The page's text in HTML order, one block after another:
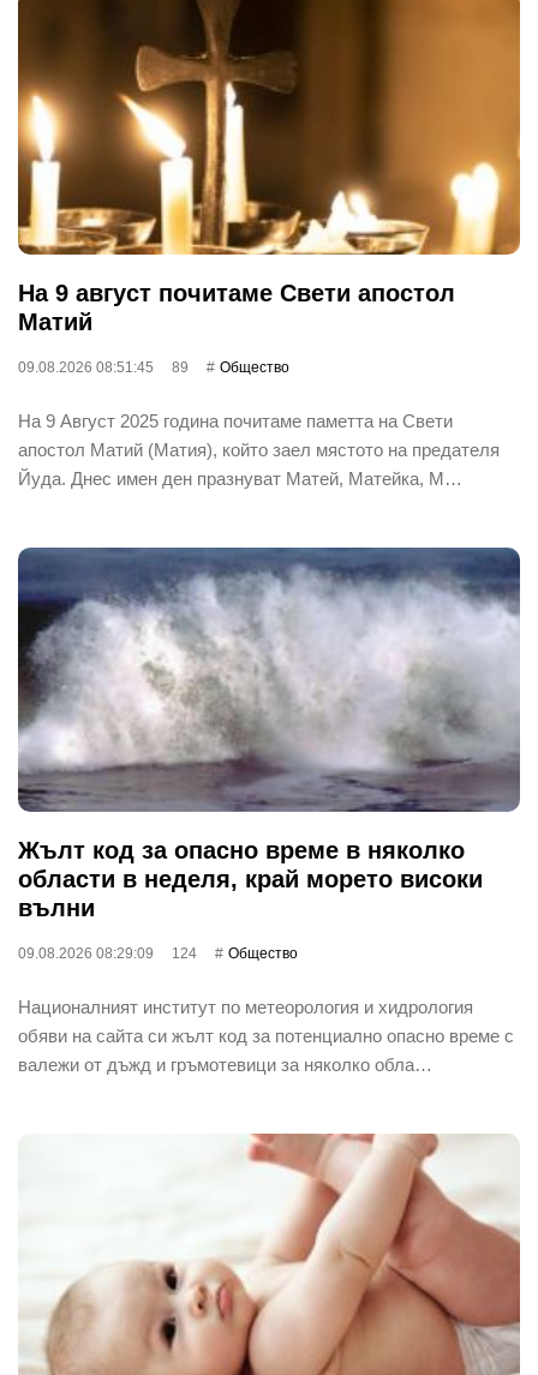
На 9 август почитаме Свети апостол
Матий
09.08.2026 08:51:45 89 Общество
На 9 Август 2025 година почитаме паметта на Свети
апостол Матий (Матия), който заел мястото на предателя
Йуда. Днес имен ден празнуват Матей, Матейка, М…
Жълт код за опасно време в няколко
области в неделя, край морето високи
вълни
09.08.2026 08:29:09 124 Общество
Националният институт по метеорология и хидрология
обяви на сайта си жълт код за потенциално опасно време с
валежи от дъжд и гръмотевици за няколко обла…